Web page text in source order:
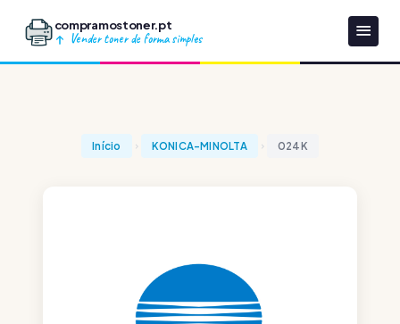
compramostoner.pt
Vender toner de forma simples
Início KONICA-MINOLTA 024K